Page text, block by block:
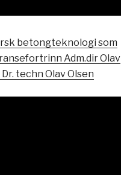
betongteknologi som
Adm.dir Olav
techn Olav Olsen